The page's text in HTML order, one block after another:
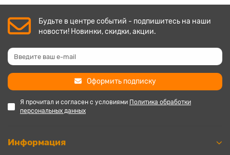
Будьте в центре событий - подпишитесь на наши
новости! Новинки, скидки, акции.
Оформить подписку
Я прочитал и согласен с условиями Политика обработки
персональных данных
Информация